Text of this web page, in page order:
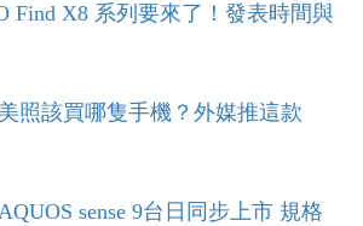
Find X8 系列要來了！發表時間與
照該買哪隻手機？外媒推這款
sense 9台日同步上市 規格